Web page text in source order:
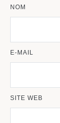
NOM
E-MAIL
SITE WEB